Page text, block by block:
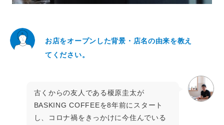
お店をオープンした背景・店名の由来を教え
てください。
古くからの友人である榎原圭太が
BASKING COFFEEを8年前にスタート
し、コロナ禍をきっかけに今住んでいる